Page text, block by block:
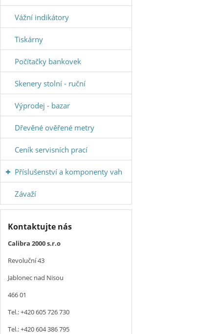
Vážní indikátory
Tiskárny
Počítačky bankovek
Skenery stolní - ruční
Výprodej - bazar
Dřevěné ověřené metry
Ceník servisních prací
Příslušenství a komponenty vah
Závaží
Kontaktujte nás
Calibra 2000 s.r.o
Revoluční 43
Jablonec nad Nisou
466 01
Tel.: +420 605 726 730
Tel.: +420 604 386 795